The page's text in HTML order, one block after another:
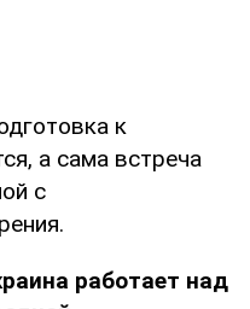
к
а сама встреча
с
работает над